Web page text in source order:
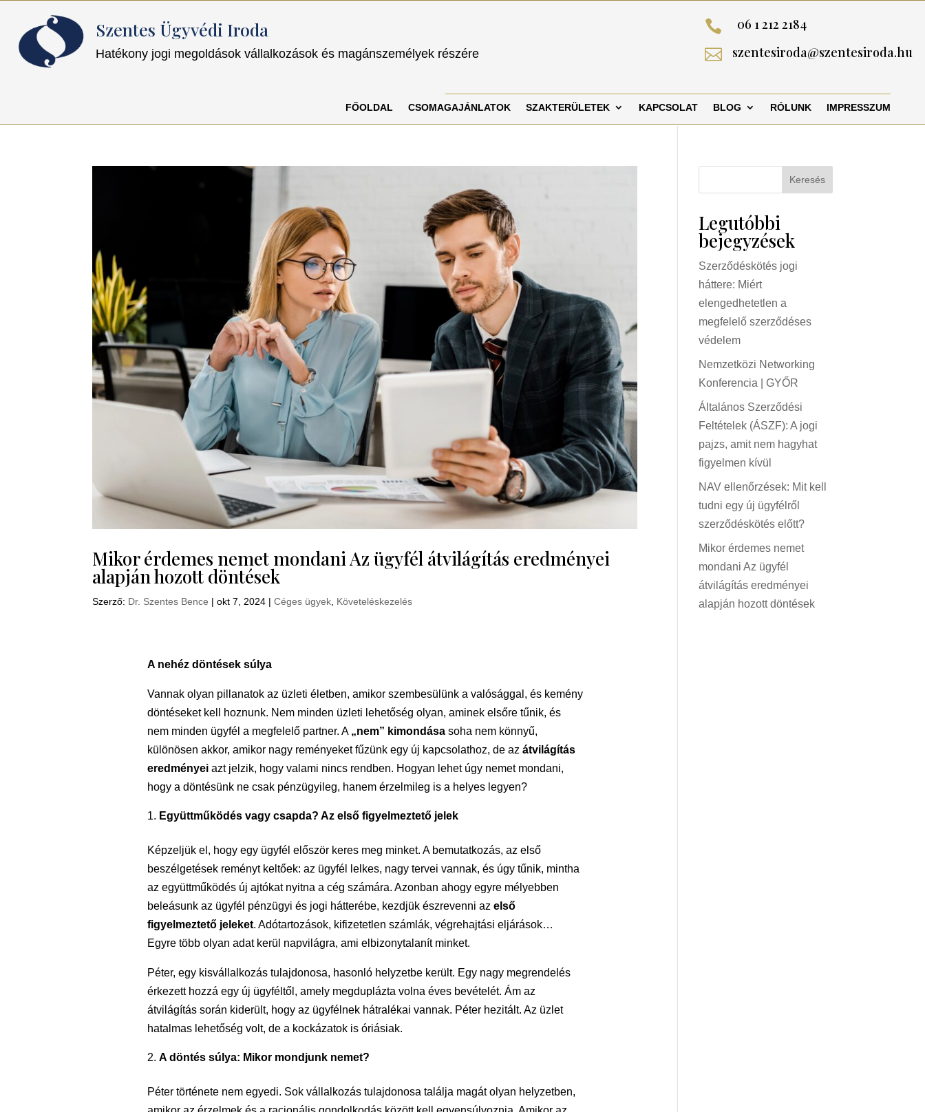
Szentes Ügyvédi Iroda
Hatékony jogi megoldások vállalkozások és magánszemélyek részére
 06 1 212 2184
 szentesiroda@szentesiroda.hu
FŐOLDAL CSOMAGAJÁNLATOK SZAKTERÜLETEK KAPCSOLAT BLOG RÓLUNK IMPRESSZUM
Mikor érdemes nemet mondani Az ügyfél átvilágítás eredményei
alapján hozott döntések
Szerző: Dr. Szentes Bence |okt 7, 2024 |Céges ügyek, Követeléskezelés
A nehéz döntések súlya
Vannak olyan pillanatok az üzleti életben, amikor szembesülünk a valósággal, és kemény
döntéseket kell hoznunk. Nem minden üzleti lehetőség olyan, aminek elsőre tűnik, és
nem minden ügyfél a megfelelő partner. A „nem” kimondásasoha nem könnyű,
különösen akkor, amikor nagy reményeket fűzünk egy új kapcsolathoz, de az átvilágítás
eredményeiazt jelzik, hogy valami nincs rendben. Hogyan lehet úgy nemet mondani,
hogy a döntésünk ne csak pénzügyileg, hanem érzelmileg is a helyes legyen?
Együttműködés vagy csapda? Az első figyelmeztető jelek
Képzeljük el, hogy egy ügyfél először keres meg minket. A bemutatkozás, az első
beszélgetések reményt keltőek: az ügyfél lelkes, nagy tervei vannak, és úgy tűnik, mintha
az együttműködés új ajtókat nyitna a cég számára. Azonban ahogy egyre mélyebben
beleásunk az ügyfél pénzügyi és jogi hátterébe, kezdjük észrevenni az első
figyelmeztető jeleket. Adótartozások, kifizetetlen számlák, végrehajtási eljárások…
Egyre több olyan adat kerül napvilágra, ami elbizonytalanít minket.
Péter, egy kisvállalkozás tulajdonosa, hasonló helyzetbe került. Egy nagy megrendelés
érkezett hozzá egy új ügyféltől, amely megduplázta volna éves bevételét. Ám az
átvilágítás során kiderült, hogy az ügyfélnek hátralékai vannak. Péter hezitált. Az üzlet
hatalmas lehetőség volt, de a kockázatok is óriásiak.
A döntés súlya: Mikor mondjunk nemet?
Péter története nem egyedi. Sok vállalkozás tulajdonosa találja magát olyan helyzetben,
Keresés
Legutóbbi
bejegyzések
Szerződéskötés jogi
háttere: Miért
elengedhetetlen a
megfelelő szerződéses
védelem
Nemzetközi Networking
Konferencia | GYŐR
Általános Szerződési
Feltételek (ÁSZF): A jogi
pajzs, amit nem hagyhat
figyelmen kívül
NAV ellenőrzések: Mit kell
tudni egy új ügyfélről
szerződéskötés előtt?
Mikor érdemes nemet
mondani Az ügyfél
átvilágítás eredményei
alapján hozott döntések